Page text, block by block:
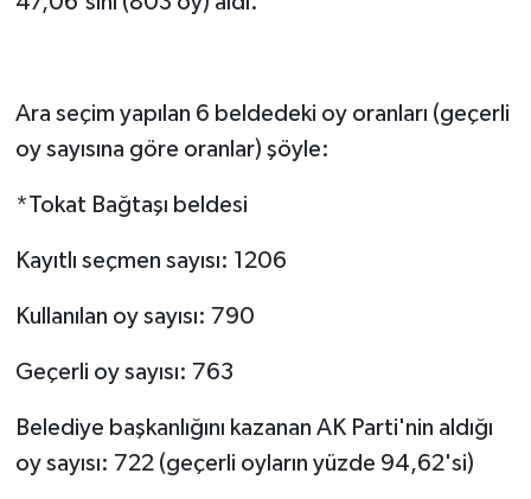
Ara seçim yapılan 6 beldedeki oy oranları (geçerli
oy sayısına göre oranlar) şöyle:
*Tokat Bağtaşı beldesi
Kayıtlı seçmen sayısı: 1206
Kullanılan oy sayısı: 790
Geçerli oy sayısı: 763
Belediye başkanlığını kazanan AK Parti'nin aldığı
oy sayısı: 722 (geçerli oyların yüzde 94,62'si)